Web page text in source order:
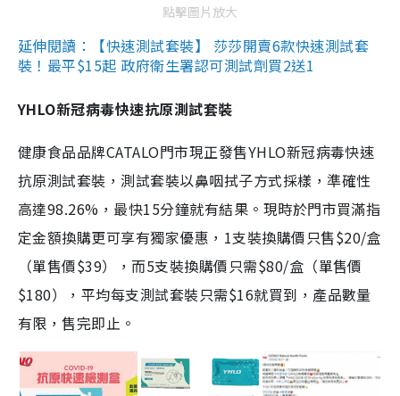
點擊圖片放大
延伸閱讀：【快速測試套裝】 莎莎開賣6款快速測試套
裝！最平$15起 政府衛生署認可測試劑買2送1
YHLO新冠病毒快速抗原測試套裝
健康食品品牌CATALO門市現正發售YHLO新冠病毒快速
抗原測試套裝，測試套裝以鼻咽拭子方式採樣，準確性
高達98.26%，最快15分鐘就有結果。現時於門市買滿指
定金額換購更可享有獨家優惠，1支裝換購價只售$20/盒
（單售價$39），而5支裝換購價只需$80/盒（單售價
$180），平均每支測試套裝只需$16就買到，產品數量
有限，售完即止。